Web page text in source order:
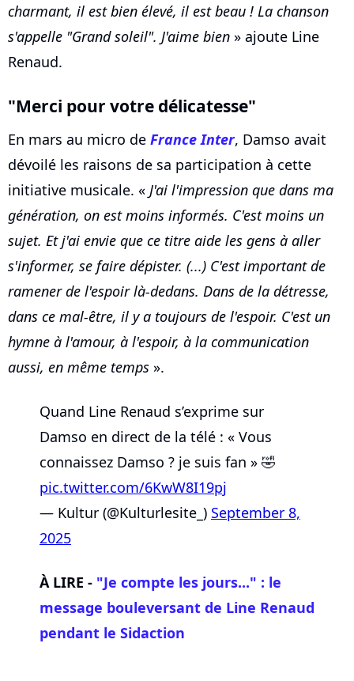
charmant, il est bien élevé, il est beau ! La chanson
s'appelle "Grand soleil". J'aime bien » ajoute Line
Renaud.
"Merci pour votre délicatesse"
En mars au micro de France Inter, Damso avait
dévoilé les raisons de sa participation à cette
initiative musicale. « J'ai l'impression que dans ma
génération, on est moins informés. C'est moins un
sujet. Et j'ai envie que ce titre aide les gens à aller
s'informer, se faire dépister. (...) C'est important de
ramener de l'espoir là-dedans. Dans de la détresse,
dans ce mal-être, il y a toujours de l'espoir. C'est un
hymne à l'amour, à l'espoir, à la communication
aussi, en même temps ».
Quand Line Renaud s’exprime sur
Damso en direct de la télé : « Vous
connaissez Damso ? je suis fan » 🤣
pic.twitter.com/6KwW8I19pj
— Kultur (@Kulturlesite_) September 8,
2025
À LIRE - "Je compte les jours..." : le
message bouleversant de Line Renaud
pendant le Sidaction